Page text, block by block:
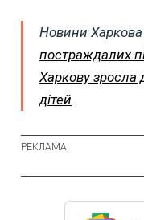
Новини Харкова
постраждалих
Харкову зросла
дітей